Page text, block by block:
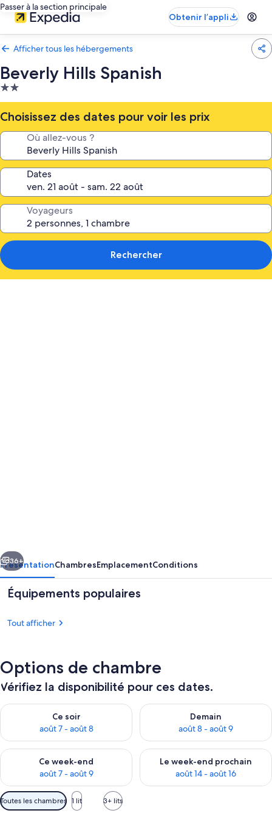
Passer à la section principale
Obtenir l’appli
Afficher tous les hébergements
Beverly Hills Spanish
Hébergement
2.0 étoiles
Choisissez des dates pour voir les prix
Où allez-vous ?
Dates
Voyageurs
Rechercher
Chambre
Suivant
36+
PrésentationChambresEmplacementConditions
Équipements populaires
Tout afficher
Options de chambre
Vérifiez la disponibilité pour ces dates.
Ce soir
août 7 - août 8
Vérifier la disponibilité pour ce soir août 7 - août 8
Demain
août 8 - août 9
Vérifier la disponibilité pour
Ce week-end
août 7 - août 9
Vérifier la disponibilité pour ce week-end août 7 - août 9
Le week-end prochain
août 14 - août 16
Vérifier la disponibilité pour
Filtres
disponibles
Toutes les chambres 1 lit 3+ lits